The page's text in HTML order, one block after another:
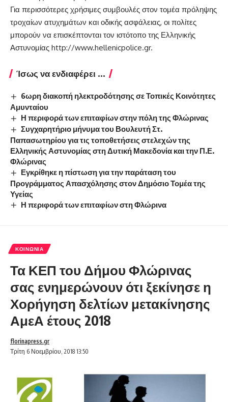
Για περισσότερες χρήσιμες συμβουλές στον τομέα πρόληψης
τροχαίων ατυχημάτων και οδικής ασφάλειας, οι πολίτες
μπορούν να επισκέπτονται τον ιστότοπο της Ελληνικής
Αστυνομίας http://www.hellenicpolice.gr.
Ίσως να ενδιαφέρει ...
6ωρη διακοπή ηλεκτροδότησης σε Τοπικές Κοινότητες
Αμυνταίου
Η περιφορά των επιταφίων στην πόλη της Φλώρινας
Συγχαρητήριο μήνυμα του Βουλευτή Στ.
Παπασωτηρίου για τις τοποθετήσεις στελεχών της
Ελληνικής Αστυνομίας στη Δυτική Μακεδονία και την Π.Ε.
Φλώρινας
Εγκρίθηκε η πίστωση για την παράταση του
Προγράμματος Απασχόλησης στον Δημόσιο Τομέα της
Υγείας
Η περιφορά των επιταφίων στη Φλώρινα
ΚΟΙΝΩΝΊΑ
Τα ΚΕΠ του Δήμου Φλώρινας
σας ενημερώνουν ότι ξεκίνησε η
Χορήγηση δελτίων μετακίνησης
ΑμεΑ έτους 2018
Τρίτη 6 Νοεμβρίου, 2018 13:50
florinapress.gr